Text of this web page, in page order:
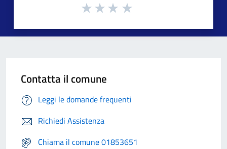
Contatta il comune
Leggi le domande frequenti
Richiedi Assistenza
Chiama il comune 01853651